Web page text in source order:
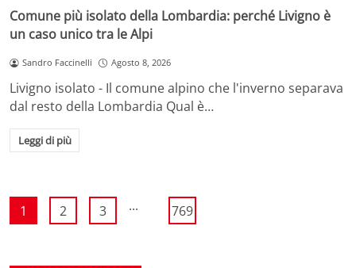
Comune più isolato della Lombardia: perché Livigno è
un caso unico tra le Alpi
Sandro Faccinelli Agosto 8, 2026
Livigno isolato - Il comune alpino che l'inverno separava
dal resto della Lombardia Qual è…
Leggi di più
1 2 3 ... 769